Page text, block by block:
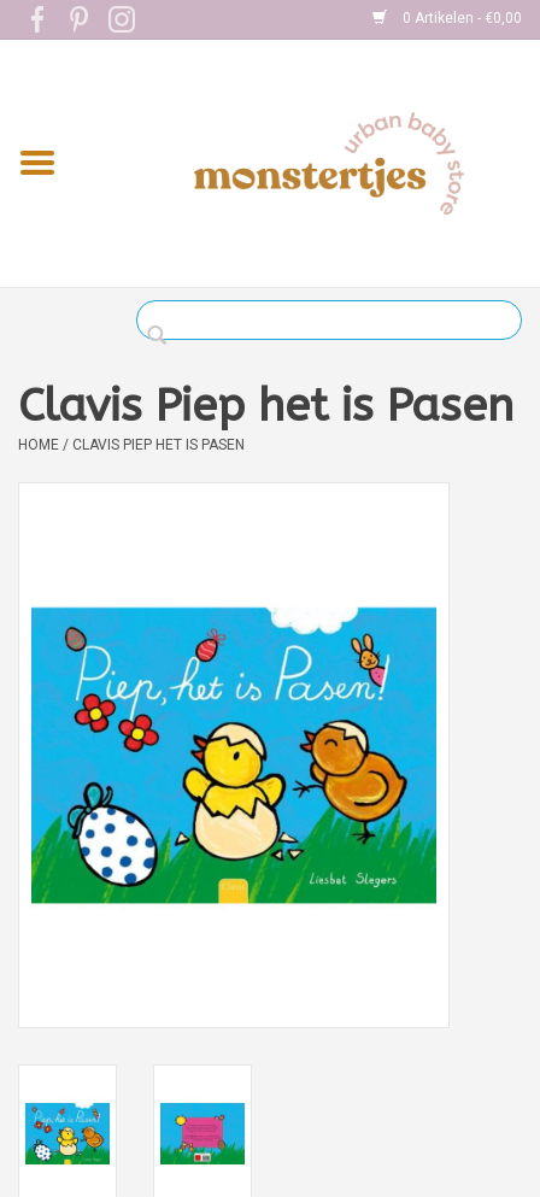
0 Artikelen - €0,00
Home
Kleding
Verzorging
kaartjes
Cadeaubon
Naar school
Sales
Merken
Clavis Piep het is Pasen
HOME / CLAVIS PIEP HET IS PASEN